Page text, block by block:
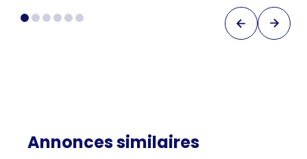
Annonces similaires